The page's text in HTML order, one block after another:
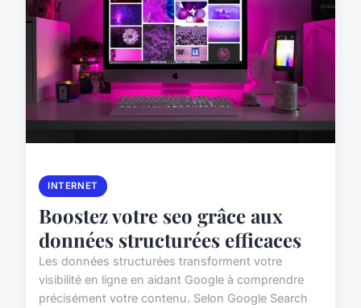
INTERNET
Boostez votre seo grâce aux
données structurées efficaces
Les données structurées transforment votre
visibilité en ligne en aidant Google à comprendre
précisément votre contenu. Selon Google Search